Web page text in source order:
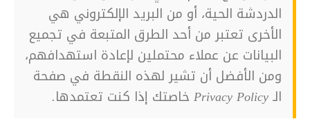
الدردشة الحية، أو من البريد الإلكتروني هي
الأخرى تعتبر من أحد الطرق المتبعة في تجميع
البيانات عن عملاء محتملين لإعادة استهدافهم،
ومن الأفضل أن تشير لهذه النقطة في صفحة
الـ Privacy Policy خاصتك إذا كنت تعتمدها.